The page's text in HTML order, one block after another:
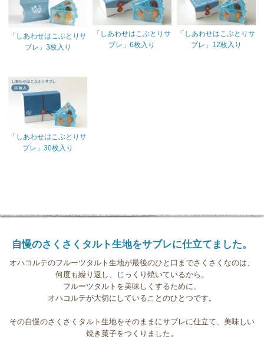
「しあわせはこぶとりサ
ブレ」3枚入り
「しあわせはこぶとりサ
ブレ」6枚入り
「しあわせはこぶとりサ
ブレ」12枚入り
「しあわせはこぶとりサ
ブレ」30枚入り
自慢のさくさくタルト生地をサブレに仕立てました。
オハコルテのフルーツタルト生地が最後のひと口までさくさくなのは、
何度も繰り返し、じっくり焼いているから。
フルーツタルトを美味しくするために、
オハコルテが大切にしていることのひとつです。
その自慢のさくさくタルト生地をそのままにサブレに仕立て、美味しい
焼き菓子をつくりました。